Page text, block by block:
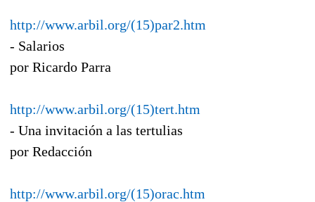
http://www.arbil.org/(15)par2.htm
- Salarios
por Ricardo Parra
http://www.arbil.org/(15)tert.htm
- Una invitación a las tertulias
por Redacción
http://www.arbil.org/(15)orac.htm